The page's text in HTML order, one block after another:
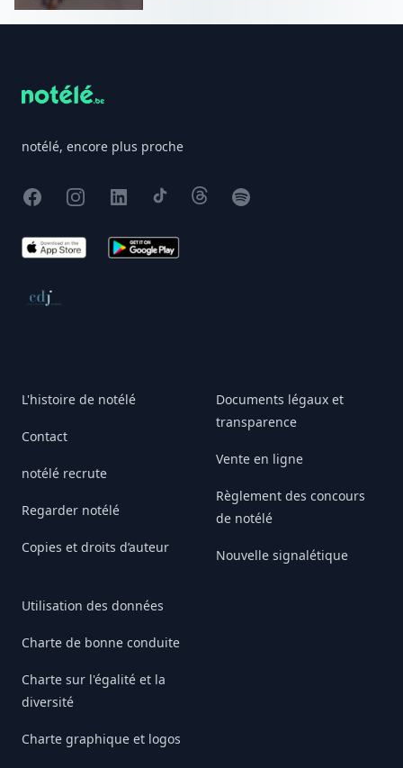
notélé, encore plus proche
FacebookInstagram
X TikTokThreadsSpotify
App Store Google Play
Conseil de déontologie journalistique
L'histoire de notélé
Contact
notélé recrute
Regarder notélé
Copies et droits d’auteur
Utilisation des données
Charte de bonne conduite
Charte sur l'égalité et la
diversité
Charte graphique et logos
Documents légaux et
transparence
Vente en ligne
Règlement des concours
de notélé
Nouvelle signalétique